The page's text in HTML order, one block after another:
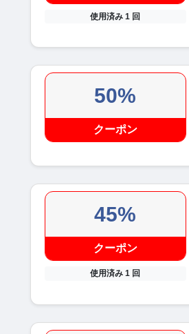
使用済み 1 回
50%
クーポン
45%
クーポン
使用済み 1 回